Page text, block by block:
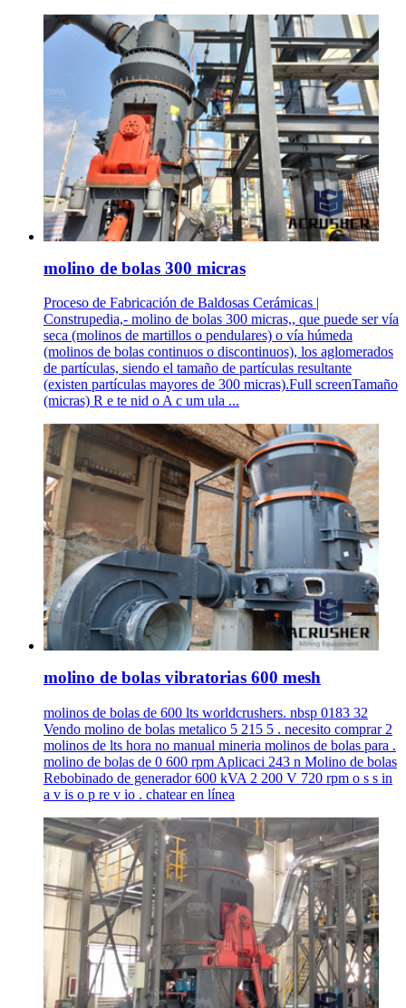
molino de bolas 300 micras
Proceso de Fabricación de Baldosas Cerámicas |
Construpedia,- molino de bolas 300 micras,, que puede ser vía
seca (molinos de martillos o pendulares) o vía húmeda
(molinos de bolas continuos o discontinuos), los aglomerados
de partículas, siendo el tamaño de partículas resultante
(existen partículas mayores de 300 micras).Full screenTamaño
(micras) R e te nid o A c um ula ...
molino de bolas vibratorias 600 mesh
molinos de bolas de 600 lts worldcrushers. nbsp 0183 32
Vendo molino de bolas metalico 5 215 5 . necesito comprar 2
molinos de lts hora no manual mineria molinos de bolas para .
molino de bolas de 0 600 rpm Aplicaci 243 n Molino de bolas
Rebobinado de generador 600 kVA 2 200 V 720 rpm o s s in
a v is o p re v io . chatear en línea